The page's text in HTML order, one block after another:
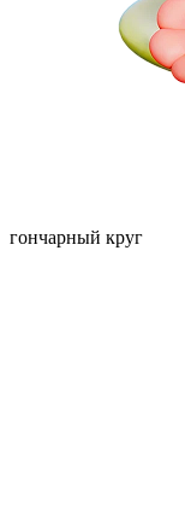
гончарный круг